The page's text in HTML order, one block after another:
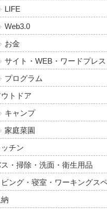
LIFE
Web3.0
お金
サイト・WEB・ワードプレス
プログラム
トドア
キャンプ
家庭菜園
チン
・掃除・洗面・衛生用品
ビング・寝室・ワーキングス